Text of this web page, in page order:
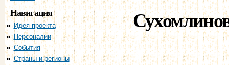
Навигация
Идея проекта
Персоналии
События
Страны и регионы